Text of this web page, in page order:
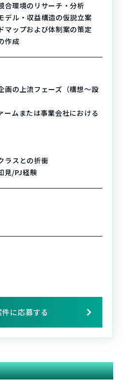
合環境のリサーチ・分析
デル・収益構造の仮説立案
マップおよび体制案の策定
作成
画の上流フェーズ（構想〜設
ームまたは事業会社における
ラスとの折衝
見/PJ経験
件に応募する
る案件